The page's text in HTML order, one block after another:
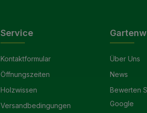
Service
Kontaktformular
Öffnungszeiten
Holzwissen
Versandbedingungen
Über Uns
News
Bewerten
Google